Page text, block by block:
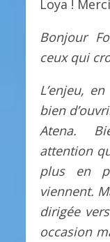
Loya !
Bonjour
ceux qui
L’enjeu,
bien
Atena.
attention
plus en
viennent.
dirigée
occasion